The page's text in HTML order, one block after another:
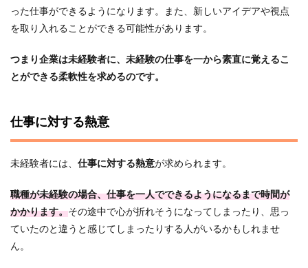
った仕事ができるようになります。また、新しいアイデアや視点
を取り入れることができる可能性があります。
つまり企業は未経験者に、未経験の仕事を一から素直に覚えるこ
とができる柔軟性を求めるのです。
仕事に対する熱意
未経験者には、 仕事に対する熱意が求められます。
職種が未経験の場合、仕事を一人でできるようになるまで時間が
かかります。その途中で心が折れそうになってしまったり、思っ
ていたのと違うと感じてしまったりする人がいるかもしれませ
ん。